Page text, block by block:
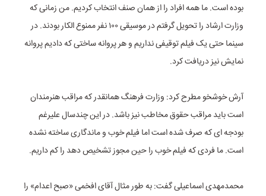
بوده است. ما همه افراد را از همان صنف انتخاب کردیم. من زمانی که
وزارت ارشاد را تحویل گرفتم در موسیقی ۱۰۰ نفر ممنوع الکار بودند. در
سینما حتی یک فیلم توقیفی نداریم و هر پروانه ساختی که دادیم پروانه
نمایش نیز دریافت کرد.
آرش خوشخو مطرح کرد: وزارت فرهنگ همانقدر که مراقب هنرمندان
است باید مراقب حقوق مخاطب نیز باشد. در این چندسال علیرغم
بودجه ای که صرف شده است اما فیلم خوب و ماندگاری ساخته نشده
است. ما فردی که فیلم خوب را حین مجوز تشخیص دهد را کم داریم.
محمدمهدی اسماعیلی گفت: به طور مثال آقای افخمی «صبح اعدام» را